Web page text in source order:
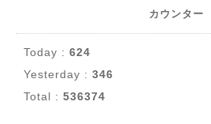
カウンター
Today : 624
Yesterday : 346
Total : 536374